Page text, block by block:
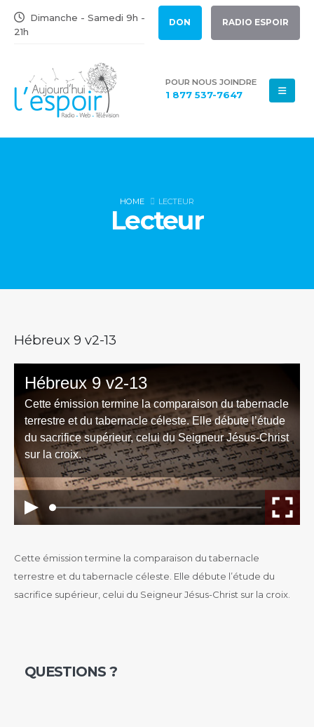
Dimanche - Samedi 9h -
21h
DON RADIO ESPOIR
POUR NOUS JOINDRE
1 877 537-7647
HOME LECTEUR
Lecteur
Hébreux 9 v2-13
Cette émission termine la comparaison du tabernacle
terrestre et du tabernacle céleste. Elle débute l’étude du
sacrifice supérieur, celui du Seigneur Jésus-Christ sur la croix.
QUESTIONS ?